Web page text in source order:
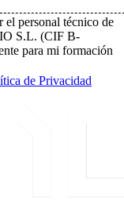
el personal técnico de
S.L. (CIF B-
para mi formación
de Privacidad